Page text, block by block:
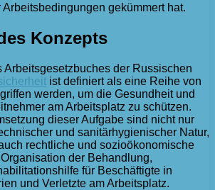
gekümmert hat.
Konzepts
Arbeitsgesetzbuches der Russischen
ist definiert als eine Reihe von
werden, um die Gesundheit und
am Arbeitsplatz zu schützen.
dieser Aufgabe sind nicht nur
und sanitärhygienischer Natur,
rechtliche und sozioökonomische
der Behandlung,
für Beschäftigte in
und Verletzte am Arbeitsplatz.